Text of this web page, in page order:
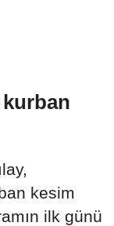
kurban
kesim
ilk günü